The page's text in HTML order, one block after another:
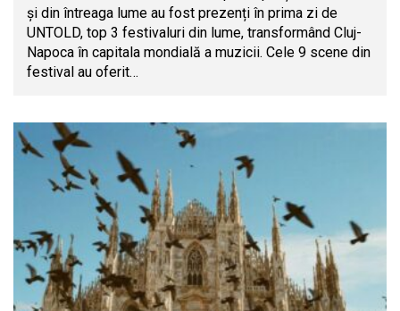
și din întreaga lume au fost prezenți în prima zi de
UNTOLD, top 3 festivaluri din lume, transformând Cluj-
Napoca în capitala mondială a muzicii. Cele 9 scene din
festival au oferit…